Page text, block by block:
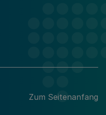
Zum Seitenanfang